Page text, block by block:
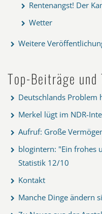
Rentenangst! Der
Wetter
Weitere
Top-Beiträge und
Deutschlands
Merkel lügt im NDR-
Aufruf: Große
blogintern: "Ein frohes
Statistik 12/10
Kontakt
Manche Dinge ändern